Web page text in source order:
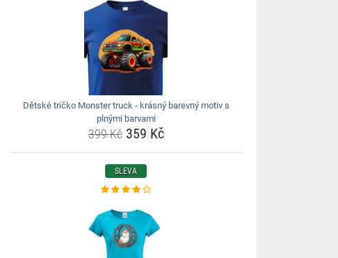
Dětské tričko Monster truck - krásný barevný motiv s
plnými barvami
399 Kč359 Kč
SLEVA